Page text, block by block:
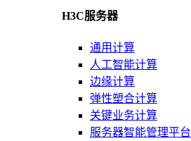
H3C服务器
通用计算
人工智能计算
边缘计算
弹性塑合计算
关键业务计算
服务器智能管理平台